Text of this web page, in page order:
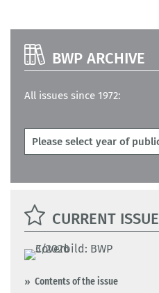
BWP ARCHIVE
All issues since 1972:
CURRENT ISSUE
Contents of the issue